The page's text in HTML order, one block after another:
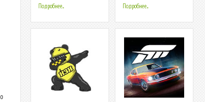
Подробнее... Подробнее...